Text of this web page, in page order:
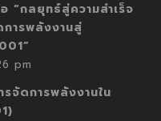
“กลยุทธ์สู่ความสำเร็จ
ารพลังงานสู่
pm
รจัดการพลังงานใน